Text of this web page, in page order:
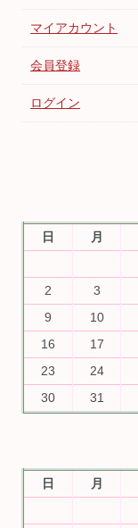
マイアカウント
会員登録
ログイン
日
月
2
3
9
10
16
17
23
24
30
31
日
月